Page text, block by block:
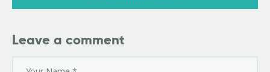
Leave a comment